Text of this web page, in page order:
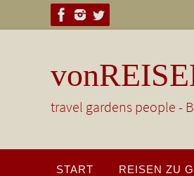
Inhalt
travel gardens people -
START REISEN ZU